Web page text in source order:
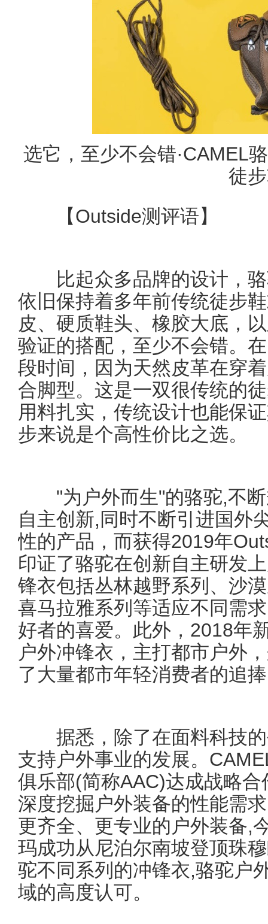
选它，至少不会错·CAMEL
徒
【Outside测评语】
比起众多品牌的设计，骆
依旧保持着多年前传统徒步
皮、硬质鞋头、橡胶大底，
验证的搭配，至少不会错。
段时间，因为天然皮革在穿
合脚型。这是一双很传统的
用料扎实，传统设计也能保
步来说是个高性价比之选。
"为户外而生"的骆驼,不断
自主创新,同时不断引进国外
性的产品，而获得2019年
印证了骆驼在创新自主研发
锋衣包括丛林越野系列、沙
喜马拉雅系列等适应不同需
好者的喜爱。此外，2018年
户外冲锋衣，主打都市户外
了大量都市年轻消费者的追
据悉，除了在面料科技的
支持户外事业的发展。
俱乐部(简称AAC)达成战略
深度挖掘户外装备的性能需
更齐全、更专业的户外装备,
玛成功从尼泊尔南坡登顶珠
驼不同系列的冲锋衣,骆驼户
域的高度认可。